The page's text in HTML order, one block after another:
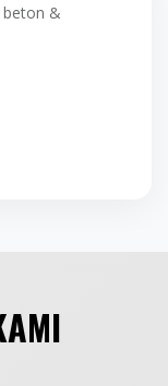
beton &